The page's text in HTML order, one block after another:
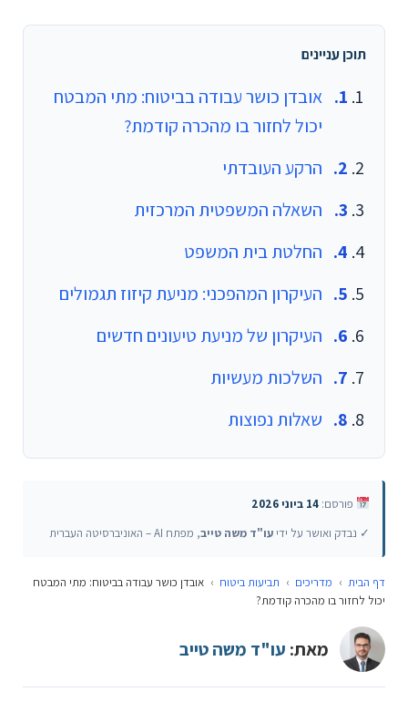
תוכן עניינים
אובדן כושר עבודה בביטוח: מתי המבטח
יכול לחזור בו מהכרה קודמת?
הרקע העובדתי
השאלה המשפטית המרכזית
החלטת בית המשפט
העיקרון המהפכני: מניעת קיזוז תגמולים
העיקרון של מניעת טיעונים חדשים
השלכות מעשיות
שאלות נפוצות
פורסם: 14 ביוני 2026
✓ נבדק ואושר על ידי עו"ד משה טייב, מפתח AI – האוניברסיטה העברית
דף הבית › מדריכים › תביעות ביטוח › אובדן כושר עבודה בביטוח: מתי המבטח
יכול לחזור בו מהכרה קודמת?
מאת: עו"ד משה טייב